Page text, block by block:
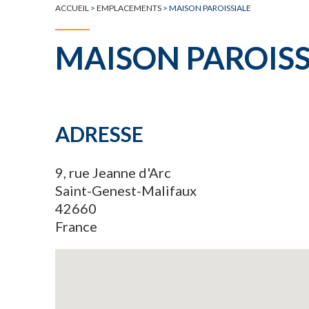
ACCUEIL > EMPLACEMENTS > MAISON PAROISSIALE
MAISON
ADRESSE
9, rue Jeanne d'Arc
Saint-Genest-Malifaux
42660
France